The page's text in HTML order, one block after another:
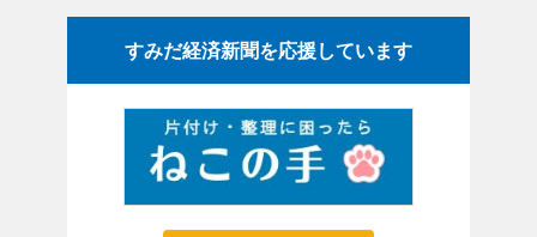
すみだ経済新聞を応援しています